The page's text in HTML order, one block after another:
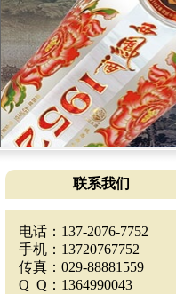
联系我们
电话：137-2076-7752
手机：13720767752
传真：029-88881559
Q Q：1364990043